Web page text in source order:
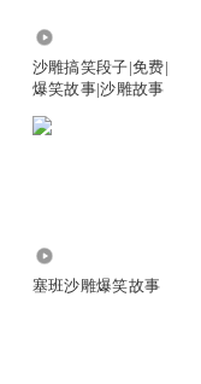
0
沙雕搞笑段子|免费|
爆笑故事|沙雕故事
塞班沙雕爆笑故事